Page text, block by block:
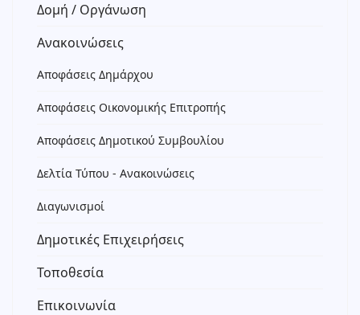
Δομή / Οργάνωση
Ανακοινώσεις
Αποφάσεις Δημάρχου
Αποφάσεις Οικονομικής Επιτροπής
Αποφάσεις Δημοτικού Συμβουλίου
Δελτία Τύπου - Ανακοινώσεις
Διαγωνισμοί
Δημοτικές Επιχειρήσεις
Τοποθεσία
Επικοινωνία